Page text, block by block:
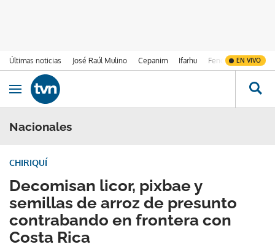
Últimas noticias José Raúl Mulino Cepanim Ifarhu Fenómeno de El
EN VIVO
Ir al contenido
Obrir navegació
Nacionales
Decomisan licor, pixbae y
semillas de arroz de presunto
contrabando en frontera con
Costa Rica
CHIRIQUÍ